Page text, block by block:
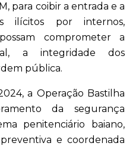
para coibir a entrada e a
ilícitos por internos,
comprometer a
a integridade dos
pública.
a Operação Bastilha
da segurança
penitenciário baiano,
e coordenada